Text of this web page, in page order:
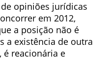
opiniões jurídicas
em 2012,
a posição não é
a existência de outra
é reacionária e